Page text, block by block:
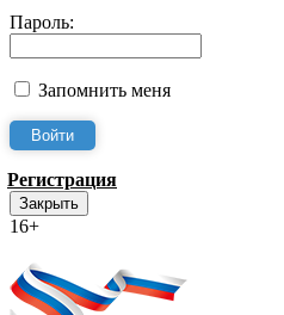
Пароль:
Запомнить меня
Регистрация
Закрыть
16+